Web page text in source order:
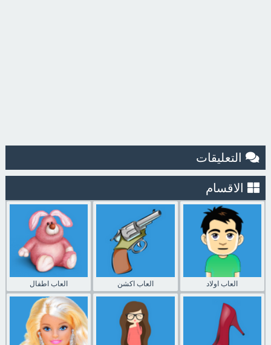
التعليقات
الاقسام
العاب اطفال العاب اكشن العاب اولاد